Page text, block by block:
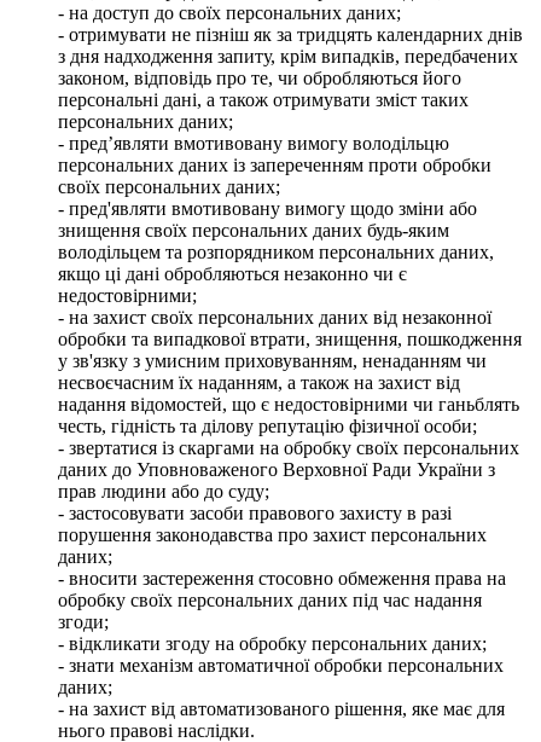
- на доступ до своїх персональних даних;
- отримувати не пізніш як за тридцять календарних днів
з дня надходження запиту, крім випадків, передбачених
законом, відповідь про те, чи обробляються його
персональні дані, а також отримувати зміст таких
персональних даних;
- пред’являти вмотивовану вимогу володільцю
персональних даних із запереченням проти обробки
своїх персональних даних;
- пред'являти вмотивовану вимогу щодо зміни або
знищення своїх персональних даних будь-яким
володільцем та розпорядником персональних даних,
якщо ці дані обробляються незаконно чи є
недостовірними;
- на захист своїх персональних даних від незаконної
обробки та випадкової втрати, знищення, пошкодження
у зв'язку з умисним приховуванням, ненаданням чи
несвоєчасним їх наданням, а також на захист від
надання відомостей, що є недостовірними чи ганьблять
честь, гідність та ділову репутацію фізичної особи;
- звертатися із скаргами на обробку своїх персональних
даних до Уповноваженого Верховної Ради України з
прав людини або до суду;
- застосовувати засоби правового захисту в разі
порушення законодавства про захист персональних
даних;
- вносити застереження стосовно обмеження права на
обробку своїх персональних даних під час надання
згоди;
- відкликати згоду на обробку персональних даних;
- знати механізм автоматичної обробки персональних
даних;
- на захист від автоматизованого рішення, яке має для
нього правові наслідки.